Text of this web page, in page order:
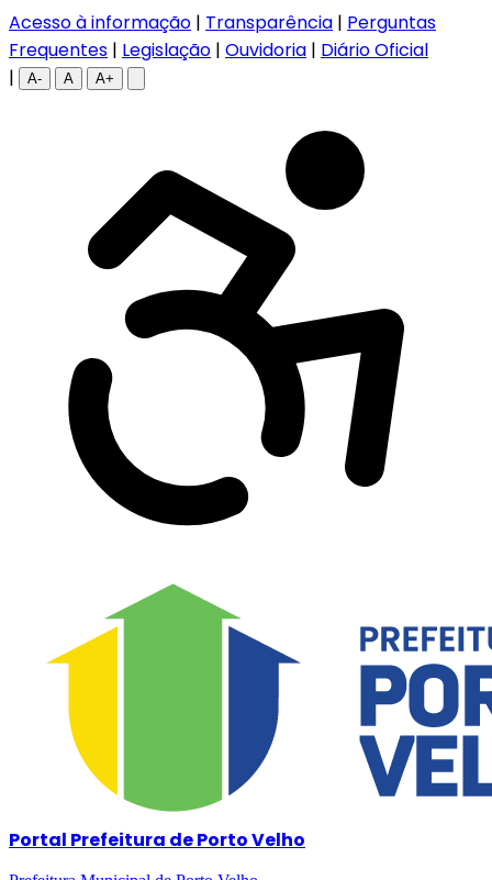
Acesso à informação | Transparência | Perguntas
Frequentes | Legislação | Ouvidoria | Diário Oficial
|
A- A A+
Portal Prefeitura de Porto Velho